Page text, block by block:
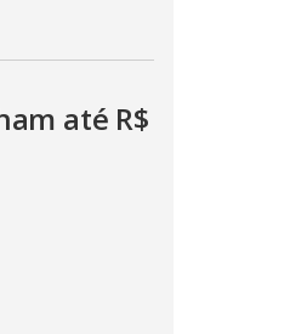
até R$